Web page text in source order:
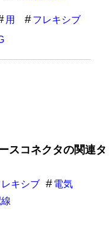
用
フレキシブ
スコネクタの関連タ
レキシブ
スコネ
電気